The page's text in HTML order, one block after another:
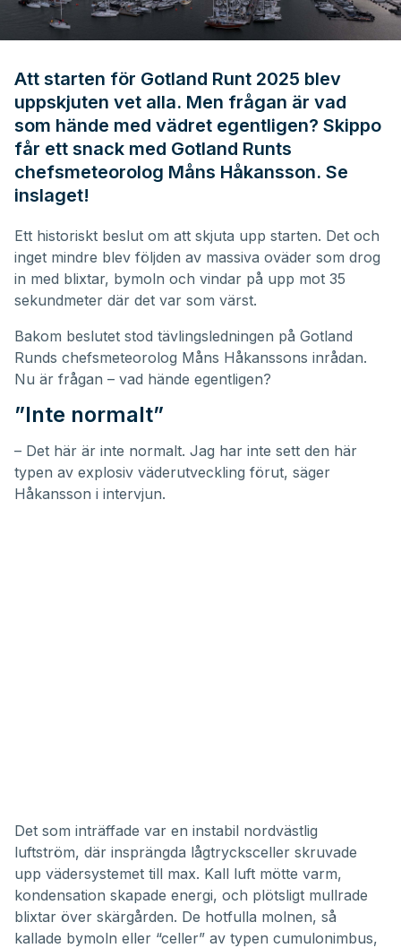
minutes,
seconds
Att starten för Gotland Runt 2025 blev
uppskjuten vet alla. Men frågan är vad
som hände med vädret egentligen? Skippo
får ett snack med Gotland Runts
chefsmeteorolog Måns Håkansson. Se
inslaget!
Ett historiskt beslut om att skjuta upp starten. Det och
inget mindre blev följden av massiva oväder som drog
in med blixtar, bymoln och vindar på upp mot 35
sekundmeter där det var som värst.
Bakom beslutet stod tävlingsledningen på Gotland
Runds chefsmeteorolog Måns Håkanssons inrådan.
Nu är frågan – vad hände egentligen?
”Inte normalt”
– Det här är inte normalt. Jag har inte sett den här
typen av explosiv väderutveckling förut, säger
Håkansson i intervjun.
Det som inträffade var en instabil nordvästlig
luftström, där insprängda lågtrycksceller skruvade
upp vädersystemet till max. Kall luft mötte varm,
kondensation skapade energi, och plötsligt mullrade
blixtar över skärgården. De hotfulla molnen, så
kallade bymoln eller “celler” av typen cumulonimbus,